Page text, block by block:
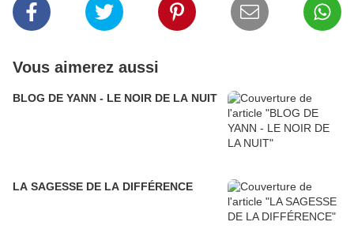
Vous aimerez aussi
BLOG DE YANN - LE NOIR DE LA NUIT
LA SAGESSE DE LA DIFFÉRENCE